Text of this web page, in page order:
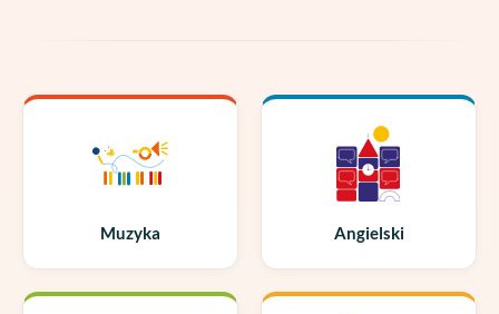
Muzyka Angielski